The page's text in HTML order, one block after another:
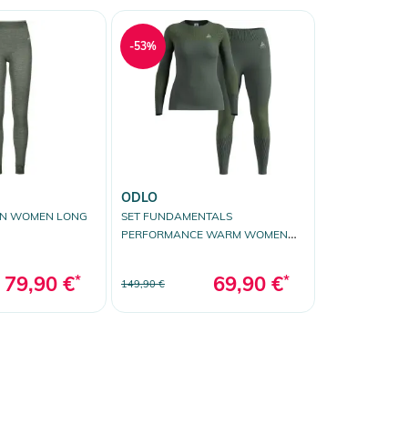
WOMEN LONG
79,90 €*
ODLO
SET FUNDAMENTALS
PERFORMANCE WARM WOMEN
149,90 € 69,90 €*
-53%